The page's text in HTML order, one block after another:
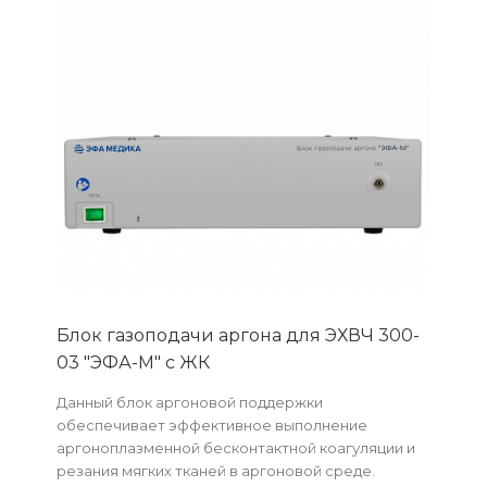
Блок газоподачи аргона для ЭХВЧ 300-
03 "ЭФА-М" с ЖК
Данный блок аргоновой поддержки
обеспечивает эффективное выполнение
аргоноплазменной бесконтактной коагуляции и
резания мягких тканей в аргоновой среде.